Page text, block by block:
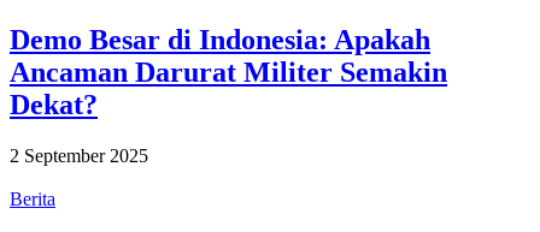
Demo Besar di Indonesia: Apakah
Ancaman Darurat Militer Semakin
Dekat?
2 September 2025
Berita